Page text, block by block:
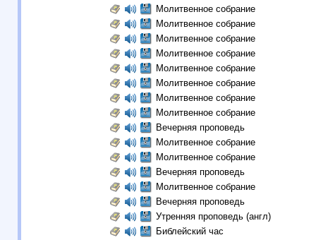
Молитвенное собрание
Молитвенное собрание
Молитвенное собрание
Молитвенное собрание
Молитвенное собрание
Молитвенное собрание
Молитвенное собрание
Молитвенное собрание
Вечерняя проповедь
Молитвенное собрание
Молитвенное собрание
Вечерняя проповедь
Молитвенное собрание
Вечерняя проповедь
Утренняя проповедь (англ)
Библейский час